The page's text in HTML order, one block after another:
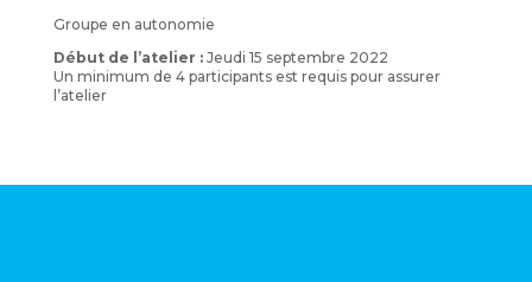
Groupe en autonomie
Début de l’atelier : Jeudi 15 septembre 2022
Un minimum de 4 participants est requis pour assurer
l’atelier